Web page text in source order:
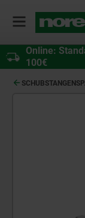
Online:
100€